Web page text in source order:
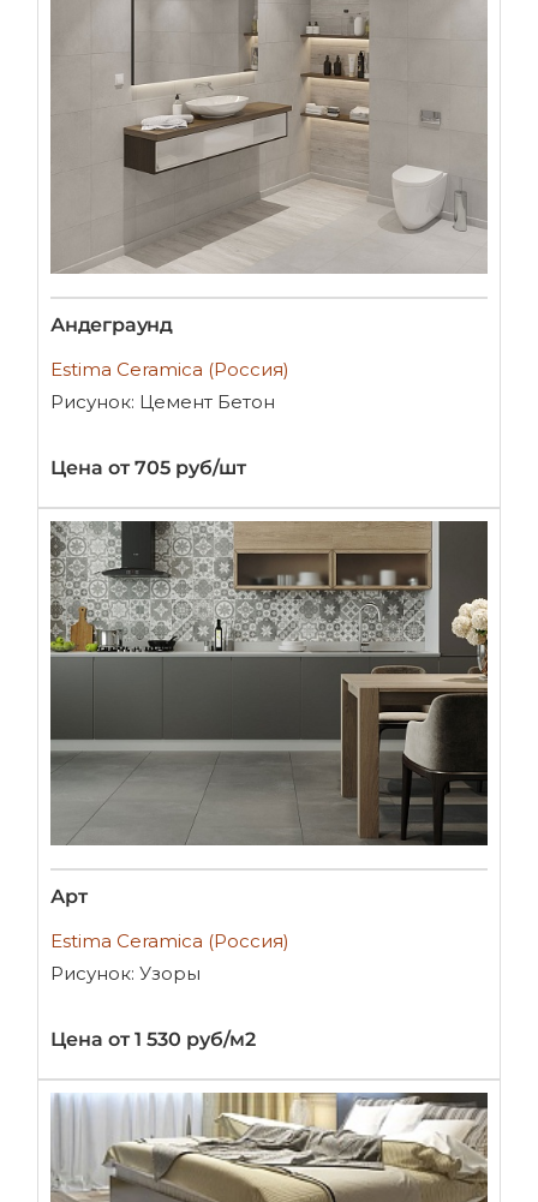
Андеграунд
Estima Ceramica (Россия)
Рисунок: Цемент Бетон
Цена от 705 руб/шт
Арт
Estima Ceramica (Россия)
Рисунок: Узоры
Цена от 1 530 руб/м2